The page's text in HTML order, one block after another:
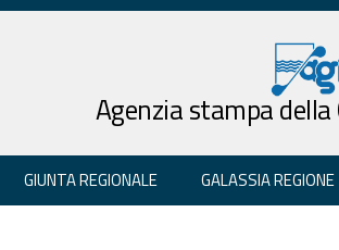
Agenzia stampa
GIUNTA REGIONALE GALASSIA REGIONE